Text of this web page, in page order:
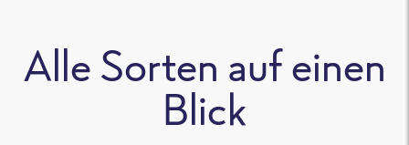
Alle Sorten auf einen
Blick